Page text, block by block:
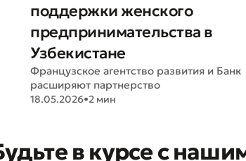
поддержки женского
предпринимательства в
Узбекистане
Французское агентство развития и Банк
расширяют партнерство
18.05.2026•2 мин
в курсе с